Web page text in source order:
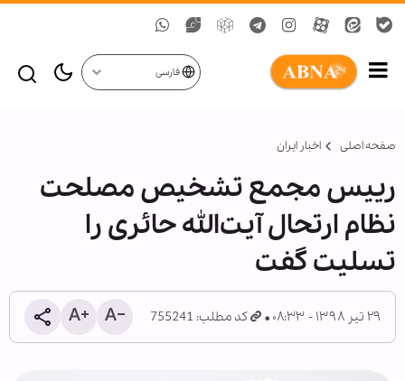
فارسی
صفحه اصلی اخبار ایران
رییس مجمع تشخیص مصلحت
نظام ارتحال آیت‌الله حائری را
تسلیت گفت
۲۹ تیر ۱۳۹۸ - ۰۸:۳۳ کد مطلب: 755241